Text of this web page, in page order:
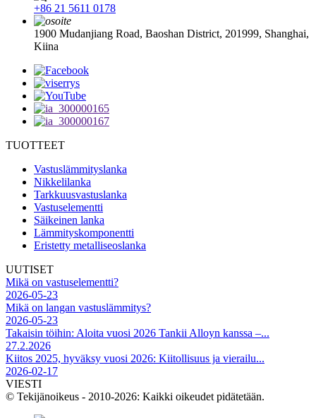
+86 21 5611 0178
1900 Mudanjiang Road, Baoshan District, 201999, Shanghai,
Kiina
TUOTTEET
Vastuslämmityslanka
Nikkelilanka
Tarkkuusvastuslanka
Vastuselementti
Säikeinen lanka
Lämmityskomponentti
Eristetty metalliseoslanka
UUTISET
Mikä on vastuselementti?
2026-05-23
Mikä on langan vastuslämmitys?
2026-05-23
Takaisin töihin: Aloita vuosi 2026 Tankii Alloyn kanssa –...
27.2.2026
Kiitos 2025, hyväksy vuosi 2026: Kiitollisuus ja vierailu...
2026-02-17
VIESTI
© Tekijänoikeus - 2010-2026: Kaikki oikeudet pidätetään.